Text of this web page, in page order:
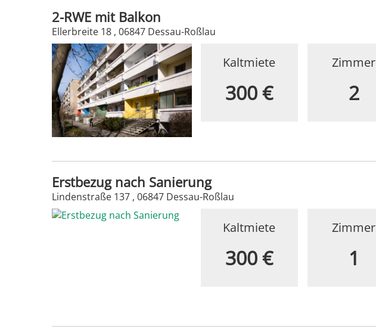
2-RWE mit Balkon
Ellerbreite 18 , 06847 Dessau-Roßlau
Kaltmiete
300 €
Zimmer
2
Erstbezug nach Sanierung
Lindenstraße 137 , 06847 Dessau-Roßlau
Kaltmiete
300 €
Zimmer
1